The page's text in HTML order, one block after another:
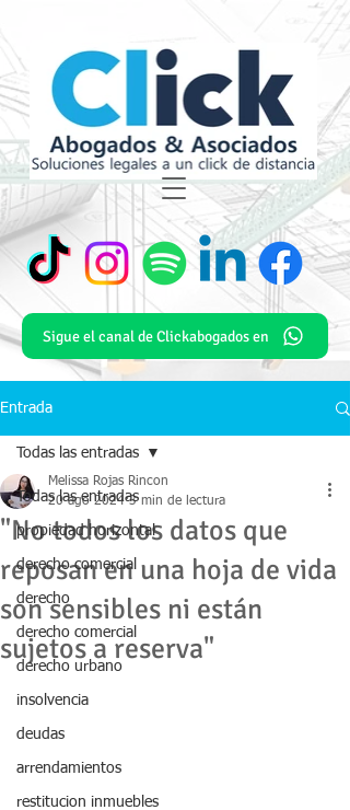
Sigue el canal de Clickabogados en
Entrada
Todas las entradas
propiedad horizontal
derecho comercial
derecho
derecho comercial
derecho urbano
insolvencia
deudas
arrendamientos
restitucion inmuebles
Todas las entradas
"No todos los datos que
reposan en una hoja de vida
son sensibles ni están
sujetos a reserva"
Melissa Rojas Rincon
20 ago 2024 3 min de lectura